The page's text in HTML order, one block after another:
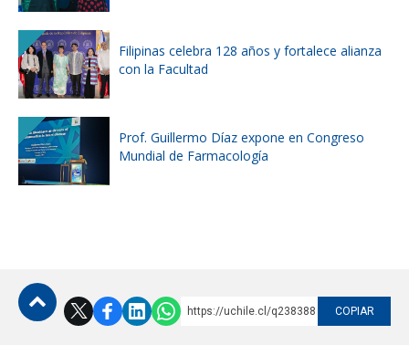
Filipinas celebra 128 años y fortalece alianza
con la Facultad
Prof. Guillermo Díaz expone en Congreso
Mundial de Farmacología
https://uchile.cl/q238388 COPIAR